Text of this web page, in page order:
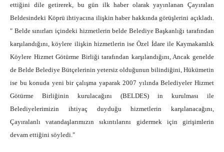
ettiğini dile getirerek, bu gün ilk haber olarak yayınlanan Çayıralan
Beldesindeki Köprü ihtiyacına ilişkin haber hakkında görüşlerini açıkladı.
" Belde sınırları içindeki hizmetlerin belde Belediye Başkanlığı tarafından
karşılandığını, köylere ilişkin hizmetlerin ise Özel İdare ile Kaymakamlık
Köylere Hizmet Götürme Birliği tarafından karşılandığını, Ancak genelde
de Belde Belediye Bütçelerinin yetersiz olduğunun bilindiğini, Hükümetin
ise bu konuda yeni bir çalışma yaparak 2007 yılında Belediyeler Hizmet
Götürme Birliğinin kurulacağını (BELDES) in kurulması ile
Belediyelerimizin ihtiyaç duyduğu hizmetlerin karşılanacağını,
Çayıralanlı vatandaşlarımızın sıkıntılarını gidermek için girişimlerin
devam ettiğini söyledi."